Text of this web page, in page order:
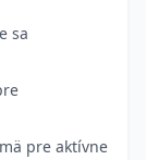
sa
pre aktívne